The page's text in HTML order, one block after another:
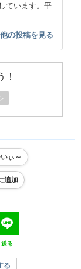
ています。平
の投稿を見る
！
ぃ～
追加
送る
る